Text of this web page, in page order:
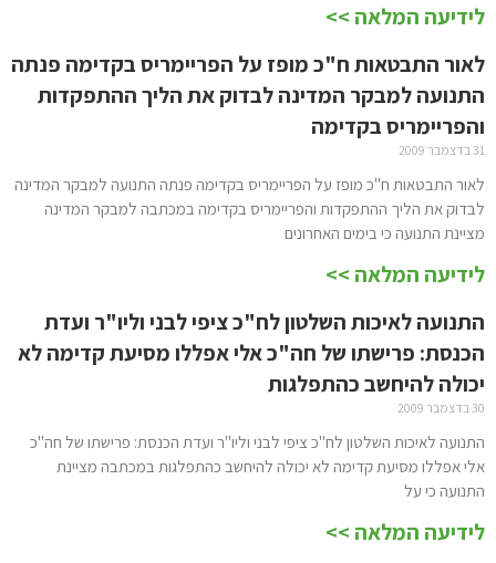
לידיעה המלאה >>
לאור התבטאות ח"כ מופז על הפריימריס בקדימה פנתה
התנועה למבקר המדינה לבדוק את הליך ההתפקדות
והפריימריס בקדימה
31 בדצמבר 2009
לאור התבטאות ח"כ מופז על הפריימריס בקדימה פנתה התנועה למבקר המדינה
לבדוק את הליך ההתפקדות והפריימריס בקדימה במכתבה למבקר המדינה
מציינת התנועה כי בימים האחרונים
לידיעה המלאה >>
התנועה לאיכות השלטון לח"כ ציפי לבני וליו"ר ועדת
הכנסת: פרישתו של חה"כ אלי אפללו מסיעת קדימה לא
יכולה להיחשב כהתפלגות
30 בדצמבר 2009
התנועה לאיכות השלטון לח"כ ציפי לבני וליו"ר ועדת הכנסת: פרישתו של חה"כ
אלי אפללו מסיעת קדימה לא יכולה להיחשב כהתפלגות במכתבה מציינת
התנועה כי על
לידיעה המלאה >>